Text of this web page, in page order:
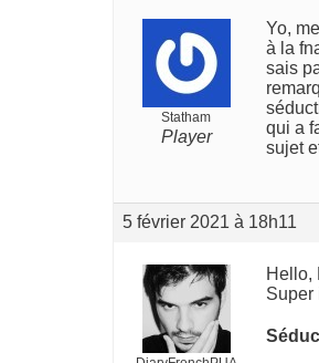
Statham
Player
Yo,
à la
sais
qui a
sujet
5 février 2021 à 18h11
Hello,
Super